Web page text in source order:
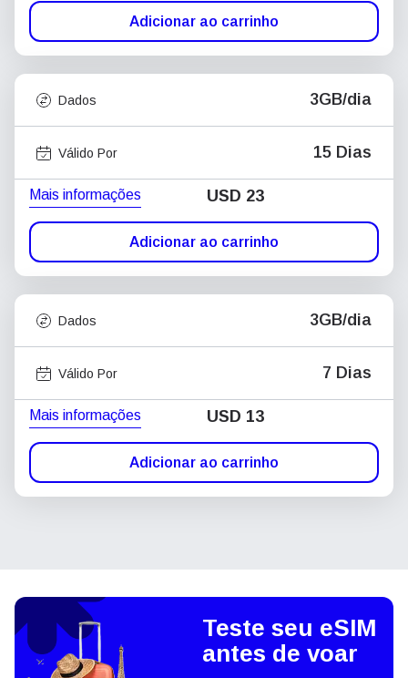
Adicionar ao carrinho
Dados 3GB/dia
Válido Por 15 Dias
Mais informações USD 23
Adicionar ao carrinho
Dados 3GB/dia
Válido Por 7 Dias
Mais informações USD 13
Adicionar ao carrinho
Teste seu eSIM
antes de voar